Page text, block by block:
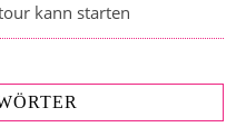
kann starten